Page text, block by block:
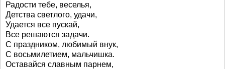
Радости тебе, веселья,
Детства светлого, удачи,
Удается все пускай,
Все решаются задачи.
С праздником, любимый внук,
С восьмилетием, мальчишка.
Оставайся славным парнем,